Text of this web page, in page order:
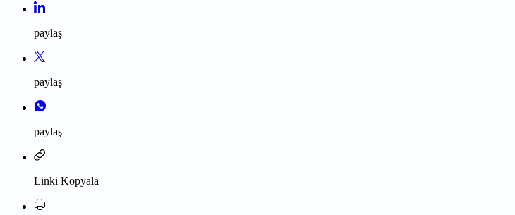
paylaş
paylaş
paylaş
Linki Kopyala